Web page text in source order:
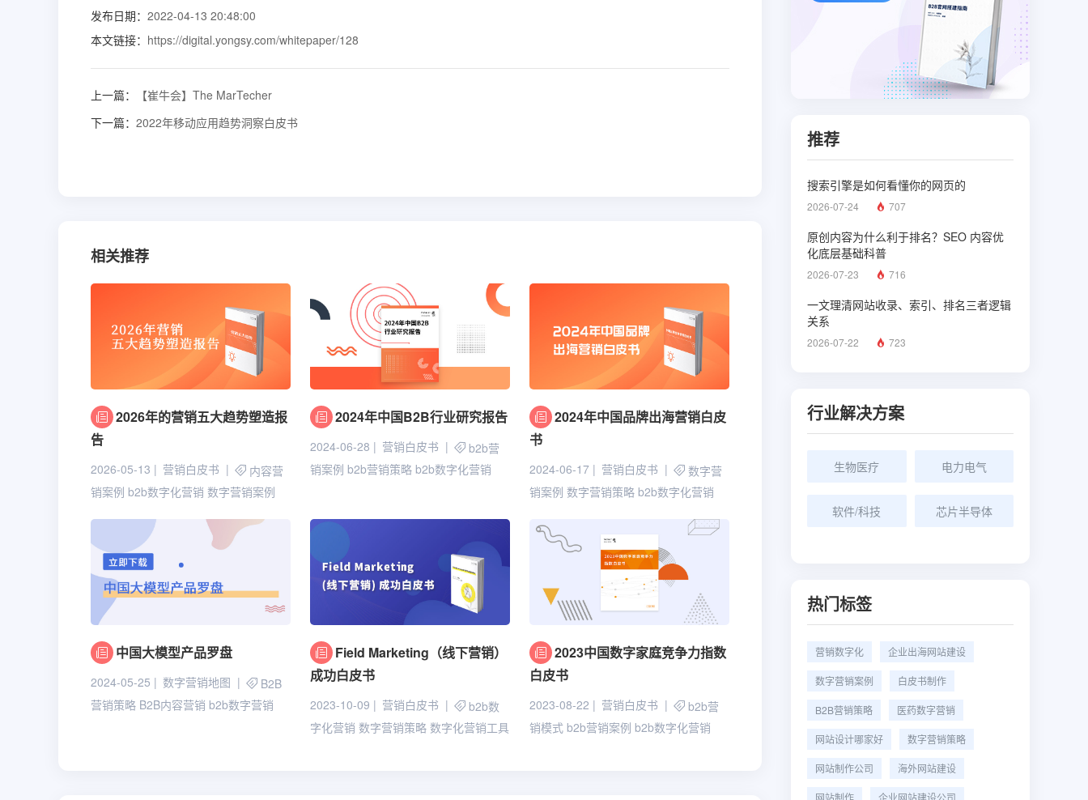
发布日期： 2022-04-13 20:48:00
本文链接： https://digital.yongsy.com/whitepaper/128
上一篇：
【崔牛会】The MarTecher
下一篇： 2022年移动应用趋势洞察白皮书
相关推荐
2026年的营销五大趋势塑造报
告
2026-05-13 营销白皮书
内容营
销案例 b2b数字化营销 数字营销案例
2024年中国B2B行业研究报告
2024-06-28 营销白皮书
b2b营
销案例 b2b营销策略 b2b数字化营销
2024年中国品牌出海营销白皮
书
2024-06-17 营销白皮书
数字营
销案例 数字营销策略 b2b数字化营销
中国大模型产品罗盘
2024-05-25 数字营销地图
B2B
营销策略 B2B内容营销 b2b数字营销
Field Marketing（线下营销）
成功白皮书
2023-10-09 营销白皮书
b2b数
字化营销 数字营销策略 数字化营销工具
2023中国数字家庭竞争力指数
白皮书
2023-08-22 营销白皮书
b2b营
销模式 b2b营销案例 b2b数字化营销
推荐
搜索引擎是如何看懂你的网页的
2026-07-24 707
原创内容为什么利于排名？SEO 内容优
化底层基础科普
2026-07-23 716
一文理清网站收录、索引、排名三者逻辑
关系
2026-07-22 723
行业解决方案
生物医疗 电力电气
软件/科技 芯片半导体
热门标签
营销数字化 企业出海网站建设
数字营销案例 白皮书制作
B2B营销策略 医药数字营销
网站设计哪家好 数字营销策略
网站制作公司 海外网站建设